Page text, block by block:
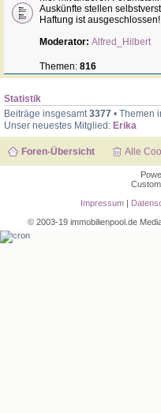
Auskünfte stellen
Haftung ist
Moderator: Alfred_Hilbert
Themen: 816
Statistik
Beiträge insgesamt3377 • Themen
Unser neuestes Mitglied: Erika
Foren-Übersicht Alle
Impressum |
© 2003-19 immobilienpool.de